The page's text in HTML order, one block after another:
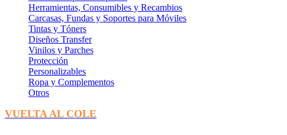
Herramientas, Consumibles y Recambios
Carcasas, Fundas y Soportes para Móviles
Tintas y Tóners
Diseños Transfer
Vinilos y Parches
Protección
Personalizables
Ropa y Complementos
Otros
VUELTA AL COLE